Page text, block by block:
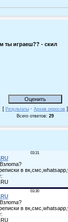
ты играеш?? - скил
[ Результаты · Архив опросов ]
Всего ответов: 29